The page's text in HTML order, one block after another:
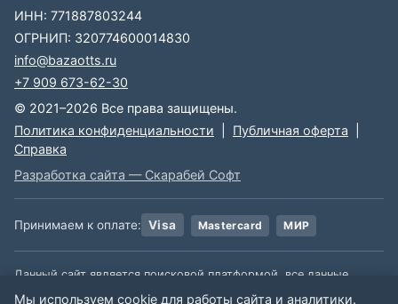
ИНН: 771887803244
ОГРНИП: 320774600014830
info@bazaotts.ru
+7 909 673-62-30
© 2021–2026 Все права защищены.
Политика конфиденциальности
Публичная оферта
Справка
Разработка сайта — Скарабей Софт
Принимаем к оплате: Visa Mastercard МИР
Данный сайт является поисковой платформой, все данные,
размещенные на сайте, взяты из открытых источников. Мы не
Мы используем cookie для работы сайта и аналитики.